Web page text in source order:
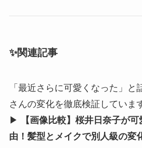
✨関連記事
「最近さらに可愛くなった」と
さんの変化を徹底検証していま
▶︎
【画像比較】桜井日奈子が
由！髪型とメイクで別人級の変